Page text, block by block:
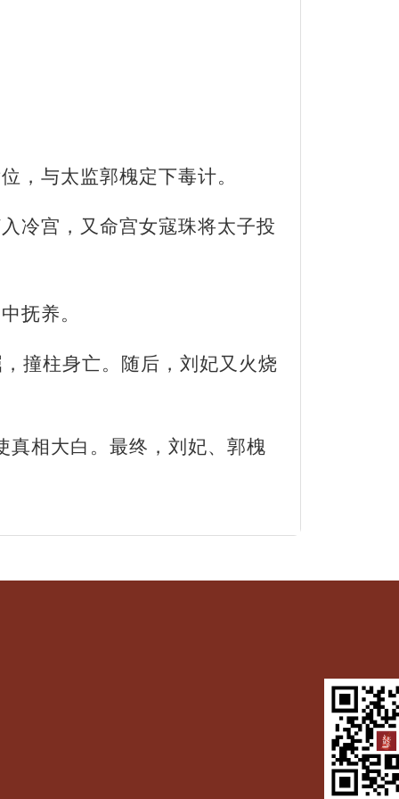
，与太监郭槐定下毒计。
冷宫，又命宫女寇珠将太子投
抚养。
撞柱身亡。随后，刘妃又火烧
真相大白。最终，刘妃、郭槐